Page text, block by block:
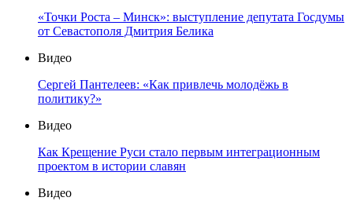
«Точки Роста – Минск»: выступление депутата Госдумы
от Севастополя Дмитрия Белика
Видео
Сергей Пантелеев: «Как привлечь молодёжь в
политику?»
Видео
Как Крещение Руси стало первым интеграционным
проектом в истории славян
Видео